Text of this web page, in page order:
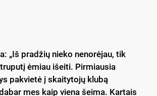
„Iš pradžių nieko nenorėjau, tik
ėmiau išeiti. Pirmiausia
pakvietė į skaitytojų klubą
mes kaip viena šeima. Kartais